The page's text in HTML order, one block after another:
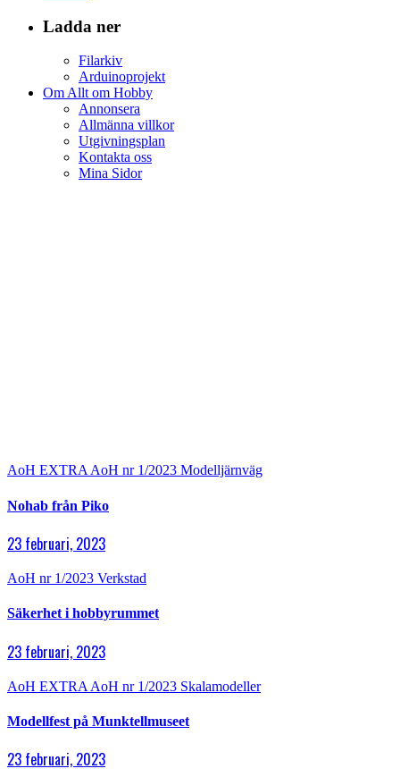
Ladda ner
Filarkiv
Arduinoprojekt
Om Allt om Hobby
Annonsera
Allmänna villkor
Utgivningsplan
Kontakta oss
Mina Sidor
AoH EXTRAAoH nr 1/2023 Modelljärnväg
Nohab från Piko
23 februari, 2023
AoH nr 1/2023 Verkstad
Säkerhet i hobbyrummet
23 februari, 2023
AoH EXTRA AoH nr 1/2023 Skalamodeller
Modellfest på Munktellmuseet
23 februari, 2023